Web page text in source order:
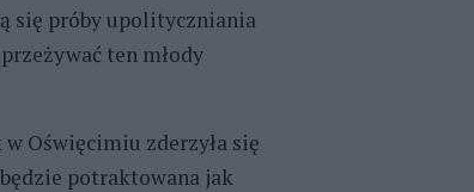
się próby upolityczniania
ten młody
Oświęcimiu zderzyła się
potraktowana jak